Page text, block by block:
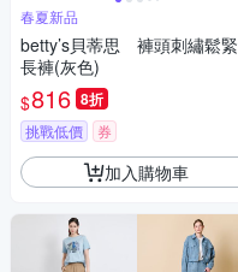
春夏新品
betty’s貝蒂思 褲頭刺繡鬆緊
長褲(灰色)
$816 8折
挑戰低價 券
加入購物車